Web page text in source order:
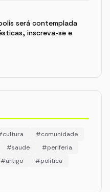
será contemplada
inscreva-se e
#comunidade
#saude
#periferia
#artigo
#política